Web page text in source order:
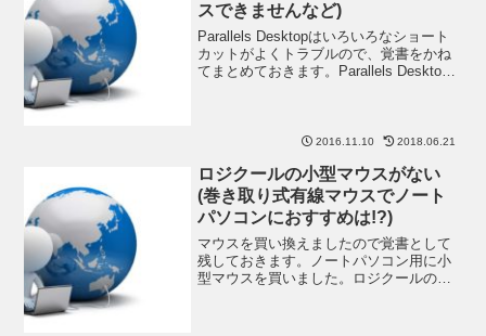
スできませんなど)
Parallels Desktopはいろいろなショート
カットがよくトラブルので、覚書をかね
てまとめておきます。Parallels Desktop
2016.11.10 2018.06.21
ロジクールの小型マウスがない
(巻き取り式有線マウスでノート
パソコンにおすすめは!?)
マウスを買い換えましたので覚書として
残しておきます。ノートパソコン用に小
型マウスを買いました。ロジクールの小